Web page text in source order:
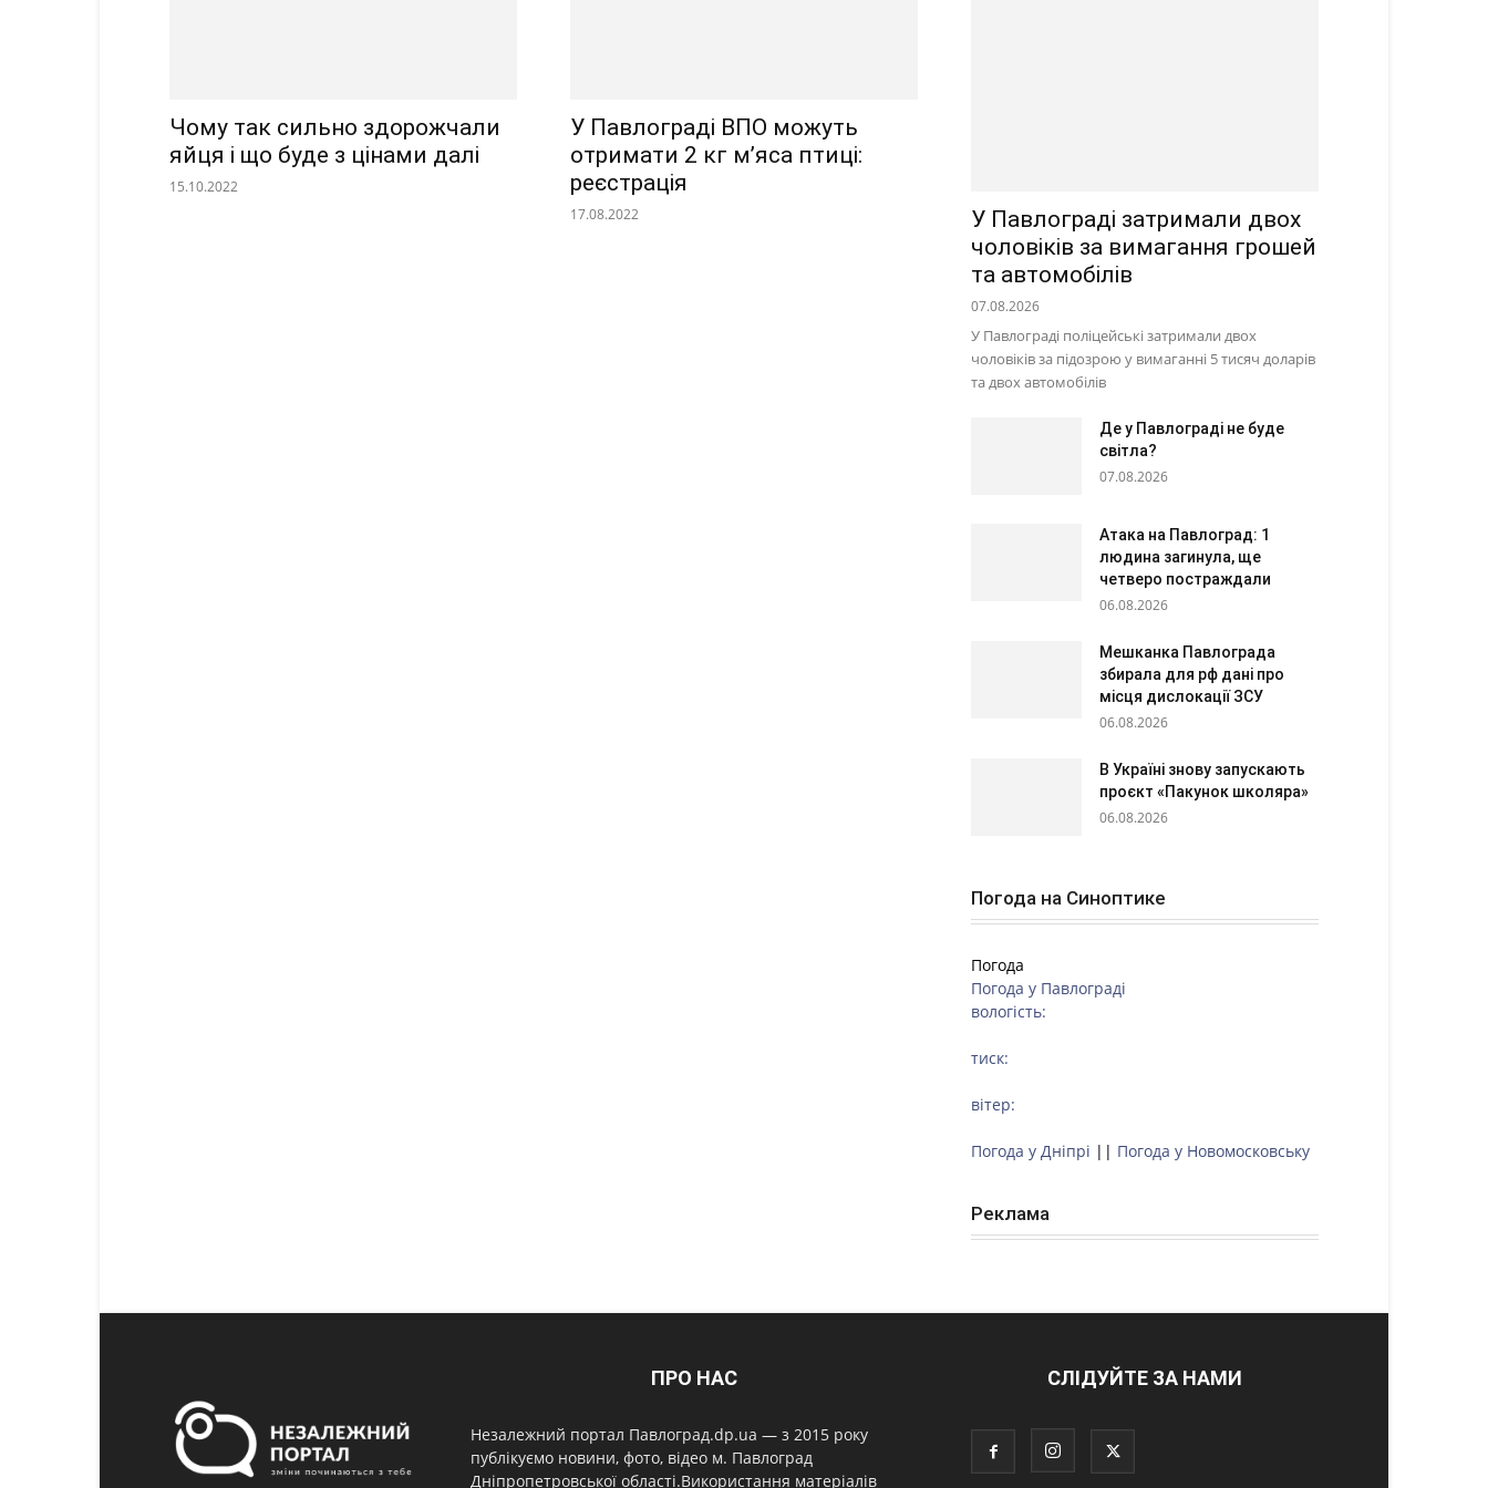
Чому так сильно здорожчали
яйця і що буде з цінами далі
15.10.2022
У Павлограді ВПО можуть
отримати 2 кг м’яса птиці:
реєстрація
17.08.2022
У Павлограді затримали двох
чоловіків за вимагання грошей
та автомобілів
07.08.2026
У Павлограді поліцейські затримали двох
чоловіків за підозрою у вимаганні 5 тисяч доларів
та двох автомобілів
Де у Павлограді не буде
світла?
07.08.2026
Атака на Павлоград: 1
людина загинула, ще
четверо постраждали
06.08.2026
Мешканка Павлограда
збирала для рф дані про
місця дислокації ЗСУ
06.08.2026
В Україні знову запускають
проєкт «Пакунок школяра»
06.08.2026
Погода на Синоптике
Погода
Погода у Павлограді
вологість:
тиск:
вітер:
Погода у Дніпрі || Погода у Новомосковську
Реклама
ПРО НАС
Незалежний портал Павлоград.dp.ua — з 2015 року
публікуємо новини, фото, відео м. Павлоград
Дніпропетровської області.Використання матеріалів
СЛІДУЙТЕ ЗА НАМИ